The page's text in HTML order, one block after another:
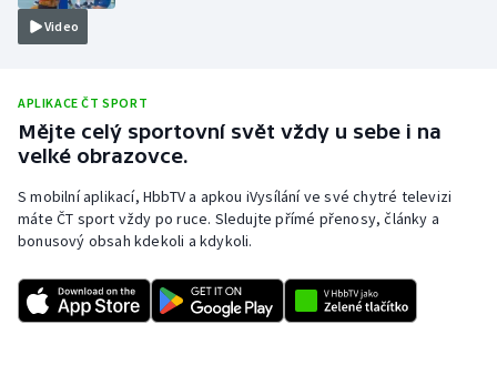
Plavání
Ragby
Rychlobruslení
Rychlostní kanoistika
Short track
Video
APLIKACE ČT SPORT
Mějte celý sportovní svět vždy u sebe i na
velké obrazovce.
S mobilní aplikací, HbbTV a apkou iVysílání ve své chytré televizi
máte ČT sport vždy po ruce. Sledujte přímé přenosy, články a
bonusový obsah kdekoli a kdykoli.